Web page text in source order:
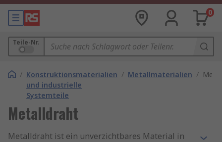
0
Teile-Nr.
/ Konstruktionsmaterialien
und industrielle
Systemteile
/ Metallmaterialien /
Metalldraht
Metalldraht ist ein unverzichtbares Material in